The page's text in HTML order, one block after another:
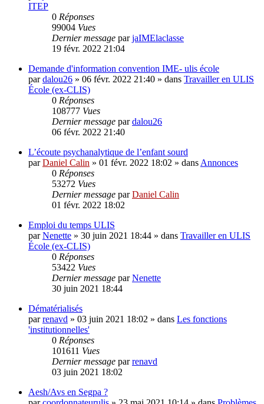
ITEP
0 Réponses
99004 Vues
Dernier message parjaIMElaclasse
19 févr. 2022 21:04
Demande d'information convention IME- ulis école
pardalou26 » 06 févr. 2022 21:40 » dans Travailler en ULIS
École (ex-CLIS)
0 Réponses
108777 Vues
Dernier message pardalou26
06 févr. 2022 21:40
L’écoute psychanalytique de l’enfant sourd
parDaniel Calin » 01 févr. 2022 18:02 » dans Annonces
0 Réponses
53272 Vues
Dernier message parDaniel Calin
01 févr. 2022 18:02
Emploi du temps ULIS
parNenette » 30 juin 2021 18:44 » dans Travailler en ULIS
École (ex-CLIS)
0 Réponses
53422 Vues
Dernier message parNenette
30 juin 2021 18:44
Dématérialisés
parrenavd » 03 juin 2021 18:02 » dans Les fonctions
'institutionnelles'
0 Réponses
101611 Vues
Dernier message parrenavd
03 juin 2021 18:02
Aesh/Avs en Segpa ?